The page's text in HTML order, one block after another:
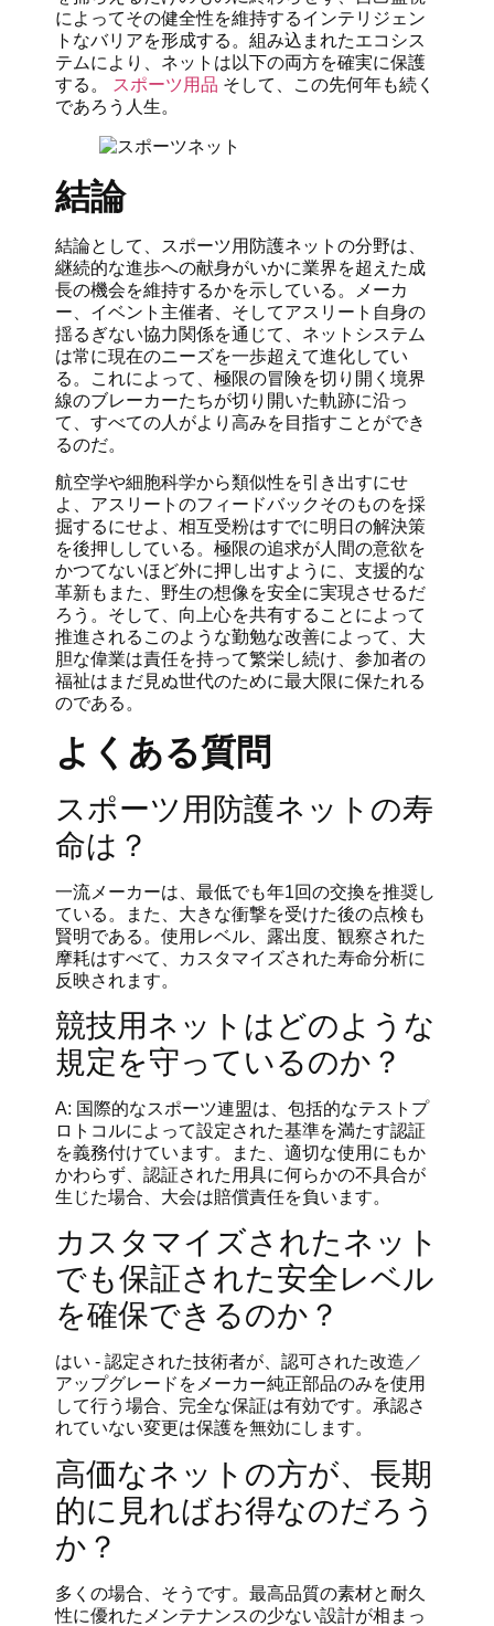
によってその健全性を維持するインテリジェン
トなバリアを形成する。組み込まれたエコシス
テムにより、ネットは以下の両方を確実に保護
する。
スポーツ用品 そして、この先何年も続く
であろう人生。
結論
結論として、スポーツ用防護ネットの分野は、
継続的な進歩への献身がいかに業界を超えた成
長の機会を維持するかを示している。メーカ
ー、イベント主催者、そしてアスリート自身の
揺るぎない協力関係を通じて、ネットシステム
は常に現在のニーズを一歩超えて進化してい
る。これによって、極限の冒険を切り開く境界
線のブレーカーたちが切り開いた軌跡に沿っ
て、すべての人がより高みを目指すことができ
るのだ。
航空学や細胞科学から類似性を引き出すにせ
よ、アスリートのフィードバックそのものを採
掘するにせよ、相互受粉はすでに明日の解決策
を後押ししている。極限の追求が人間の意欲を
かつてないほど外に押し出すように、支援的な
革新もまた、野生の想像を安全に実現させるだ
ろう。そして、向上心を共有することによって
推進されるこのような勤勉な改善によって、大
胆な偉業は責任を持って繁栄し続け、参加者の
福祉はまだ見ぬ世代のために最大限に保たれる
のである。
よくある質問
スポーツ用防護ネットの寿
命は？
一流メーカーは、最低でも年1回の交換を推奨し
ている。また、大きな衝撃を受けた後の点検も
賢明である。使用レベル、露出度、観察された
摩耗はすべて、カスタマイズされた寿命分析に
反映されます。
競技用ネットはどのような
規定を守っているのか？
A: 国際的なスポーツ連盟は、包括的なテストプ
ロトコルによって設定された基準を満たす認証
を義務付けています。また、適切な使用にもか
かわらず、認証された用具に何らかの不具合が
生じた場合、大会は賠償責任を負います。
カスタマイズされたネット
でも保証された安全レベル
を確保できるのか？
はい - 認定された技術者が、認可された改造／
アップグレードをメーカー純正部品のみを使用
して行う場合、完全な保証は有効です。承認さ
れていない変更は保護を無効にします。
高価なネットの方が、長期
的に見ればお得なのだろう
か？
多くの場合、そうです。最高品質の素材と耐久
性に優れたメンテナンスの少ない設計が相まっ